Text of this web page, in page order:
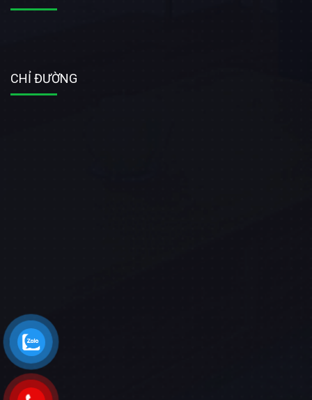
CHỈ ĐƯỜNG